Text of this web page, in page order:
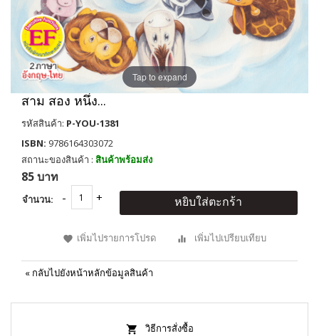
Tap to expand
สาม สอง หนึ่ง...
รหัสสินค้า: P-YOU-1381
ISBN: 9786164303072
สถานะของสินค้า : สินค้าพร้อมส่ง
85 บาท
จำนวน: หยิบใส่ตะกร้า
เพิ่มไปรายการโปรด เพิ่มไปเปรียบเทียบ
« กลับไปยังหน้าหลักข้อมูลสินค้า
วิธีการสั่งซื้อ